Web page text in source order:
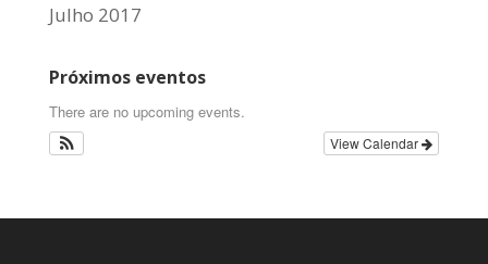
Julho 2017
Próximos eventos
There are no upcoming events.
View Calendar